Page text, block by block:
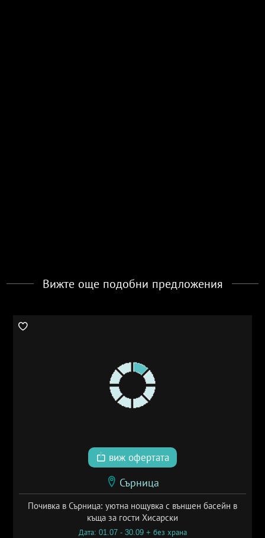
Вижте още подобни предложения
виж офертата
Сърница
Почивка в Сърница: уютна нощувка с външен басейн в
къща за гости Хисарски
Дата: 01.07 - 30.09 + без храна